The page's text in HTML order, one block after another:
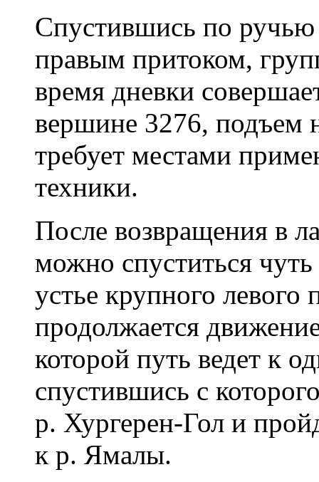
Спустившись по
правым притоком,
время дневки
вершине 3276, подъем
требует местами
техники.
После возвращения в
можно спуститься
устье крупного левого
продолжается
которой путь ведет к
спустившись с
р. Хургерен-Гол и
к р. Ямалы.